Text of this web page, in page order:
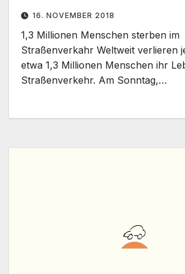
Zusammenarbeit
16. NOVEMBER 2018
1,3 Millionen Menschen sterben im
Straßenverkahr Weltweit verlieren
etwa 1,3 Millionen Menschen ihr
Straßenverkehr. Am Sonntag,…